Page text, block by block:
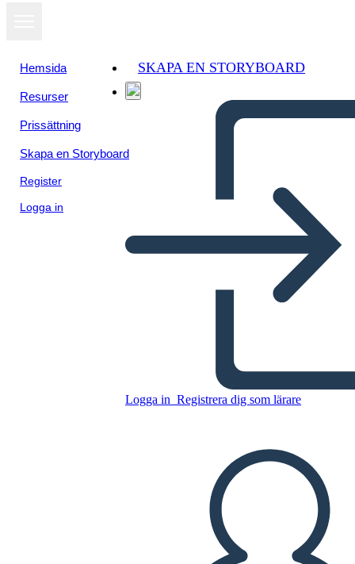
Hemsida
Resurser
Prissättning
Skapa en Storyboard
Register
Logga in
SKAPA EN STORYBOARD
Logga in Registrera dig som lärare
Detaljerad Översikt
SPELA UPP BILDSPEL
LÄS FÖR MIG
Visa som
bildspel